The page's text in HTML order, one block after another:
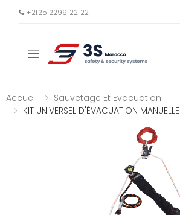
+2125 2299 22 22
Toggle mobile menu
Accueil
Sauvetage Et Evacuation
KIT UNIVERSEL D'ÉVACUATION MANUELLE